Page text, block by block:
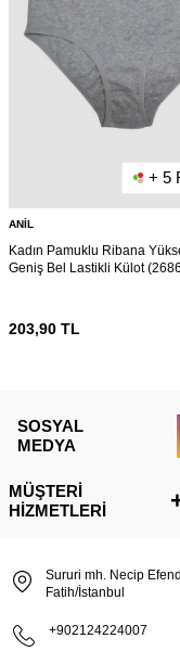
+ 5
ANIL
Kadın Pamuklu Ribana
Geniş Bel Lastikli Külot
203,90 TL
SOSYAL
MEDYA
MÜŞTERI
HIZMETLERI
Sururi mh. Necip
Fatih/İstanbul
+902124224007